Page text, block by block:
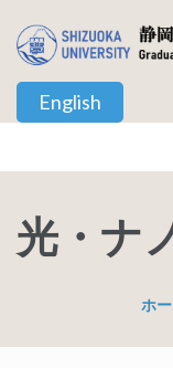
ン
ッ
を
English
静岡大学
光・ナ
ホ